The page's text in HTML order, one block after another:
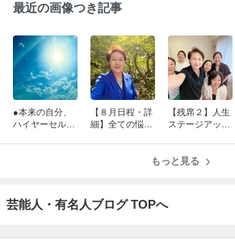
最近の画像つき記事
●本来の自分、
ハイヤーセルフ
【８月日程・詳
細】全ての悩み
【残席２】人生
ステージアップ
トナーシップが
もっと見る
芸能人・有名人ブログ TOPへ